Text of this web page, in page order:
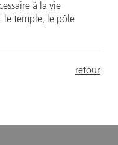
à la vie
le temple, le pôle
retour